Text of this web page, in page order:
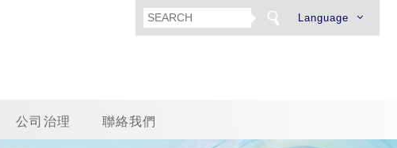
Language
公司治理 聯絡我們